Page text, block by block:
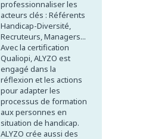
professionnaliser les
acteurs clés : Référents
Handicap-Diversité,
Recruteurs, Managers...
Avec la certification
Qualiopi, ALYZO est
engagé dans la
réflexion et les actions
pour adapter les
processus de formation
aux personnes en
situation de handicap.
ALYZO crée aussi des